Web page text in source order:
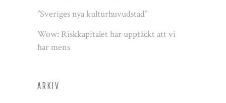
”Sveriges nya kulturhuvudstad”
Wow: Riskkapitalet har upptäckt att vi
har mens
ARKIV